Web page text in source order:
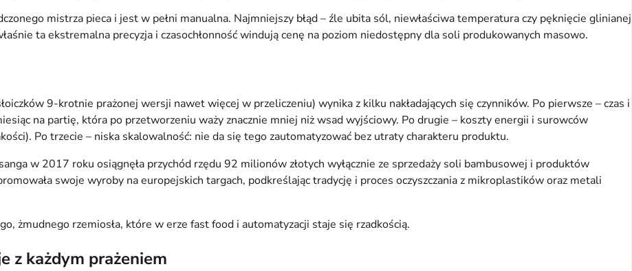
mistrza pieca i jest w pełni manualna. Najmniejszy błąd – źle ubita sól, niewłaściwa temperatura czy pęknięcie glinianej
ta ekstremalna precyzja i czasochłonność windują cenę na poziom niedostępny dla soli produkowanych masowo.
9-krotnie prażonej wersji nawet więcej w przeliczeniu) wynika z kilku nakładających się czynników. Po pierwsze – czas i
na partię, która po przetworzeniu waży znacznie mniej niż wsad wyjściowy. Po drugie – koszty energii i surowców
Po trzecie – niska skalowalność: nie da się tego zautomatyzować bez utraty charakteru produktu.
w 2017 roku osiągnęła przychód rzędu 92 milionów złotych wyłącznie ze sprzedaży soli bambusowej i produktów
swoje wyroby na europejskich targach, podkreślając tradycję i proces oczyszczania z mikroplastików oraz metali
żmudnego rzemiosła, które w erze fast food i automatyzacji staje się rzadkością.
z każdym prażeniem